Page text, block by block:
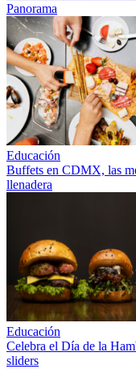
Panorama
Educación
Buffets en CDMX, las
llenadera
Educación
Celebra el Día de la
sliders